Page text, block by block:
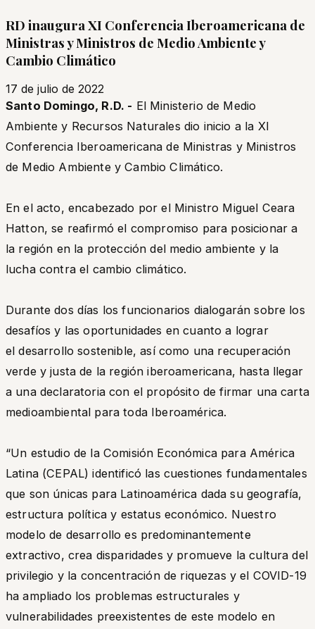
RD inaugura XI Conferencia Iberoamericana de
Ministras y Ministros de Medio Ambiente y
Cambio Climático
17 de julio de 2022
Santo Domingo, R.D. - El Ministerio de Medio
Ambiente y Recursos Naturales dio inicio a la XI
Conferencia Iberoamericana de Ministras y Ministros
de Medio Ambiente y Cambio Climático.
En el acto, encabezado por el Ministro Miguel Ceara
Hatton, se reafirmó el compromiso para posicionar a
la región en la protección del medio ambiente y la
lucha contra el cambio climático.
Durante dos días los funcionarios dialogarán sobre los
desafíos y las oportunidades en cuanto a lograr
el desarrollo sostenible, así como una recuperación
verde y justa de la región iberoamericana, hasta llegar
a una declaratoria con el propósito de firmar una carta
medioambiental para toda Iberoamérica.
“Un estudio de la Comisión Económica para América
Latina (CEPAL) identificó las cuestiones fundamentales
que son únicas para Latinoamérica dada su geografía,
estructura política y estatus económico. Nuestro
modelo de desarrollo es predominantemente
extractivo, crea disparidades y promueve la cultura del
privilegio y la concentración de riquezas y el COVID-19
ha ampliado los problemas estructurales y
vulnerabilidades preexistentes de este modelo en